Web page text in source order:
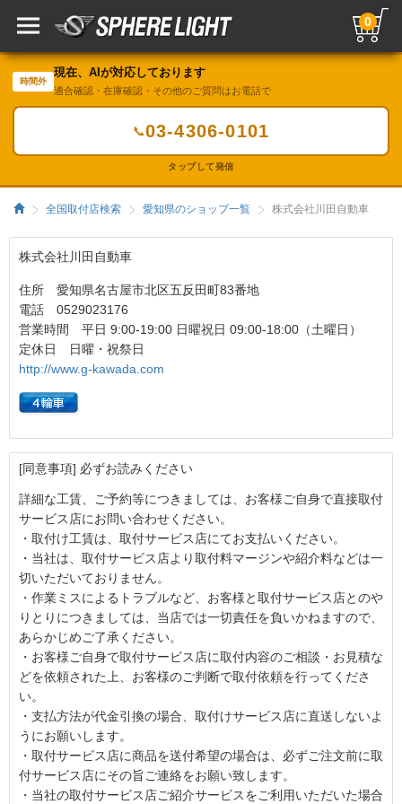
0
時間外
現在、AIが対応しております
適合確認・在庫確認・その他のご質問はお電話で
📞03-4306-0101
タップして発信
全国取付店検索 愛知県のショップ一覧 株式会社川田自動車
株式会社川田自動車
住所 愛知県名古屋市北区五反田町83番地
電話 0529023176
営業時間 平日 9:00-19:00 日曜祝日 09:00-18:00（土曜日）
定休日 日曜・祝祭日
http://www.g-kawada.com
[同意事項] 必ずお読みください
詳細な工賃、ご予約等につきましては、お客様ご自身で直接取付
サービス店にお問い合わせください。
・取付け工賃は、取付サービス店にてお支払いください。
・当社は、取付サービス店より取付料マージンや紹介料などは一
切いただいておりません。
・作業ミスによるトラブルなど、お客様と取付サービス店とのや
りとりにつきましては、当店では一切責任を負いかねますので、
あらかじめご了承ください。
・お客様ご自身で取付サービス店に取付内容のご相談・お見積な
どを依頼された上、お客様のご判断で取付依頼を行ってくださ
い。
・支払方法が代金引換の場合、取付けサービス店に直送しないよ
うにお願いします。
・取付サービス店に商品を送付希望の場合は、必ずご注文前に取
付サービス店にその旨ご連絡をお願い致します。
・当社の取付サービス店ご紹介サービスをご利用いただいた場合